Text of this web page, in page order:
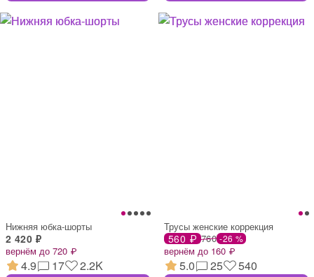
Нижняя юбка-шорты
2 420 ₽
вернём до 720 ₽
4.9 17 2.2K
Трусы женские коррекция
560 ₽ 760 -26 %
вернём до 160 ₽
5.0 25 540